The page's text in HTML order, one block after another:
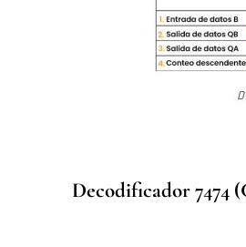
Decodificador 7474